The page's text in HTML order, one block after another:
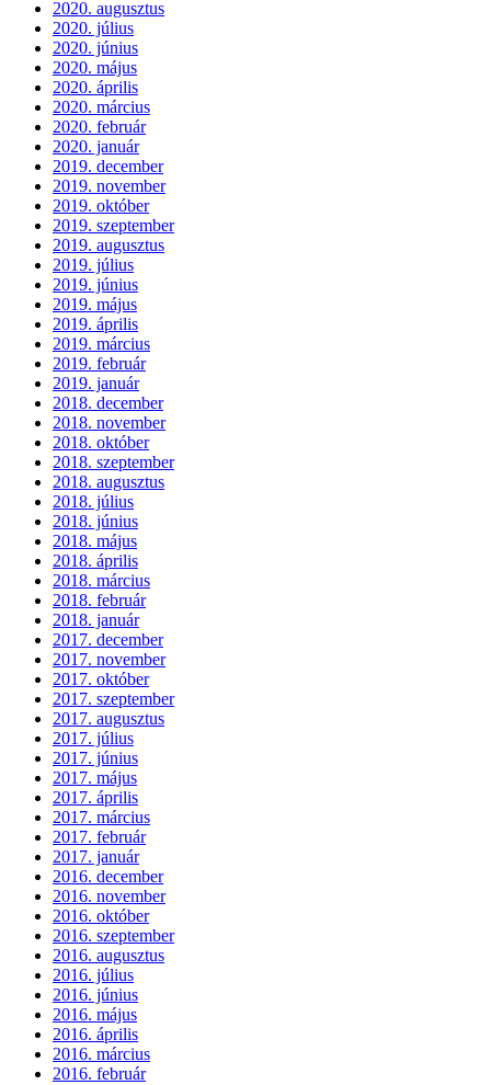
2020. augusztus
2020. július
2020. június
2020. május
2020. április
2020. március
2020. február
2020. január
2019. december
2019. november
2019. október
2019. szeptember
2019. augusztus
2019. július
2019. június
2019. május
2019. április
2019. március
2019. február
2019. január
2018. december
2018. november
2018. október
2018. szeptember
2018. augusztus
2018. július
2018. június
2018. május
2018. április
2018. március
2018. február
2018. január
2017. december
2017. november
2017. október
2017. szeptember
2017. augusztus
2017. július
2017. június
2017. május
2017. április
2017. március
2017. február
2017. január
2016. december
2016. november
2016. október
2016. szeptember
2016. augusztus
2016. július
2016. június
2016. május
2016. április
2016. március
2016. február